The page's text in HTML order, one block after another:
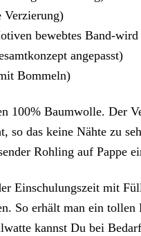
Verzierung)
bewebtes Band-
angepasst)
Bommeln)
100% Baumwolle. Der
so das keine Nähte zu
Rohling auf Pappe
Einschulungszeit mit
So erhält man ein tollen
kannst Du bei